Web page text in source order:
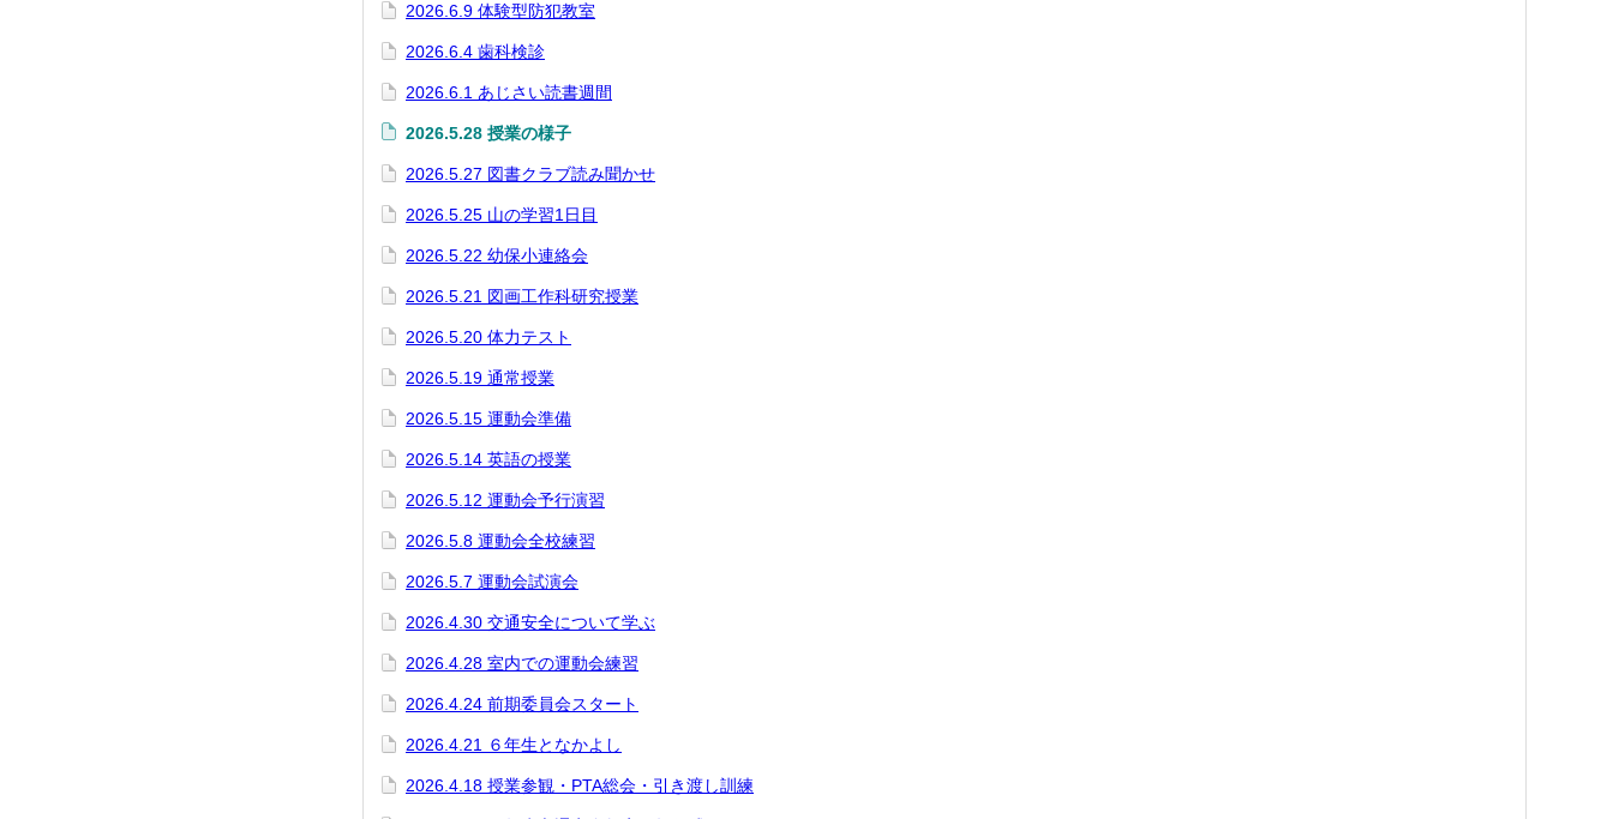
2026.6.9 体験型防犯教室
2026.6.4 歯科検診
2026.6.1 あじさい読書週間
2026.5.28 授業の様子
2026.5.27 図書クラブ読み聞かせ
2026.5.25 山の学習1日目
2026.5.22 幼保小連絡会
2026.5.21 図画工作科研究授業
2026.5.20 体力テスト
2026.5.19 通常授業
2026.5.15 運動会準備
2026.5.14 英語の授業
2026.5.12 運動会予行演習
2026.5.8 運動会全校練習
2026.5.7 運動会試演会
2026.4.30 交通安全について学ぶ
2026.4.28 室内での運動会練習
2026.4.24 前期委員会スタート
2026.4.21 ６年生となかよし
2026.4.18 授業参観・PTA総会・引き渡し訓練